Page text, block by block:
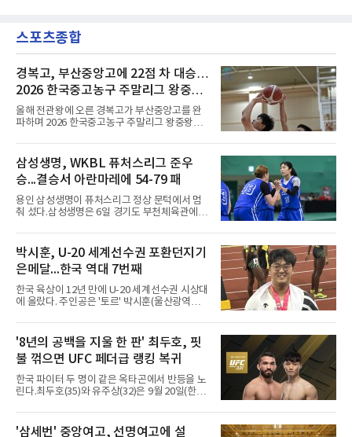
다. 2023년 사우디아라비아 알아흘리로 옮겨
2024-2025시즌과 2025-2026시즌
큰 틀의 계약 조건은 이미 합의됐고 구단은 개막
을 앞두고 영입 절차를 서두르고 있다.그의 최근
지난 시즌 아스널과 상호 합의로 계약을 해지했
고, 네덜란드 아약스에서 시즌 막판 8경기를 소
화했다. 이후 일본 대표로 월드컵에 나서 선발 2
경기를 포함해 3경기를 뛰며 감각을 끌어올렸
다.구단의 판단은 신중했다. 크리스털 팰리스는
기량을 확신하면서도 부상
스포츠종합
경복고, 부산중앙고에 22점 차 대승…
2026 한국중고농구 주말리그 왕중왕
전 첫 승 신고
올해 전관왕에 오른 경복고가 부산중앙고를 완
파하며 2026 한국중고농구 주말리그 왕중왕전
해남 우슬체육관에서 열린 대회 남고부 예선리
그 H조 1차전에서 부산중앙고를 98-76으로 제
압했다. 박지오가 26점, 김호원이 22점, 정우진
이 19점을 올리는 등 삼각편대의 고른 활약이 승
리를 이끌었다.경복고는 경기 초반부터 박지오
와 김호원의 내·외곽포가 고르게 터지며 주도권
을 잡았다. 전반을 40-34로 앞선 경복고는 후반
다.B조에서는 용산고가 안양고를 98-71로 꺾고
대회 2연승을 달렸다.한편 남중
삼성생명, WKBL 퓨처스리그 준우
승...결승서 아란마레에 54-79 패
용인 삼성생명이 퓨처스리그 정상 문턱에서 멈
춰 섰다.삼성생명은 6일 경기도 부천체육관에서
서 일본여자프로농구 2부 리그 아란마레에 54-
79로 졌다. 이다연이 14점을 넣었으나 20점 9리
바운드를 기록한 바이 쿰바 디야산을 앞세운 상
대를 넘지 못했다.이번 대회에 처음 출전한 아란
마레는 조별리그부터 결승까지 6전 전승을 거뒀
고, 디야산이 최우수선수(MVP)로 뽑혔다.
박시훈, U-20 세계선수권 포환던지기
은메달...한국 역대 7번째
한국 육상이 12년 만에 U-20 세계선수권 시상대
에 올랐다. 주인공은 '토르' 박시훈(울산광역시)
진 헤이워드 필드에서 열린 세계육상연맹(WA)
20세 이하 세계선수권 남자 포환던지기 결선에
서 20.31ｍ를 던져 2위에 올랐다. 우승자 알레산
드로 보르헤스(브라질)와는 4㎝ 차이였다.기록
의 의미는 크다. 1986년 시작된 이 대회에서 한
국이 따낸 메달은 은 1개와 동 5개뿐이다. 1992
년 이진일(800ｍ)의 은메달 이후 박재홍, 박재
7번째 메달리스트가 됐다.승부는 막판에 갈렸
'8년의 공백을 지울 한 판' 최두호, 핏
불 꺾으면 UFC 페더급 랭킹 복귀
한국 파이터 두 명이 같은 옥타곤에서 반등을 노
린다.최두호(35)와 유주상(32)은 9월 20일(한국
서 열리는 'UFC 331: 반 vs 판토자 2'에 출전해
각각 파트리시우 핏불(39·브라질), 마이클 애즈
'삼세번' 중앙여고, 선명여고에 설